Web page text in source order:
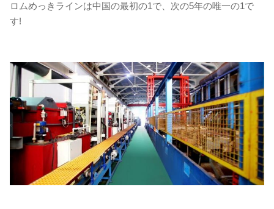
ロムめっきラインは中国の最初の1で、次の5年の唯一の1で
す!